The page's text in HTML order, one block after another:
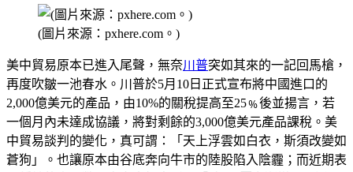
(圖片來源：pxhere.com。)
美中貿易原本已進入尾聲，無奈川普突如其來的一記回馬槍，
再度吹皺一池春水。川普於5月10日正式宣布將中國進口的
2,000億美元的產品，由10%的關稅提高至25﹪後並揚言，若
一個月內未達成協議，將對剩餘的3,000億美元產品課稅。美
中貿易談判的變化，真可謂：「天上浮雲如白衣，斯須改變如
蒼狗」。也讓原本由谷底奔向牛市的陸股陷入陰霾；而近期表